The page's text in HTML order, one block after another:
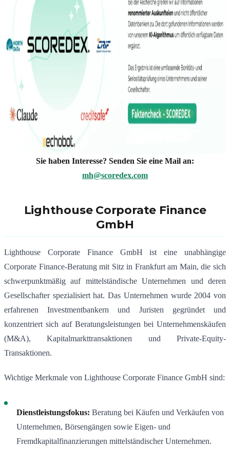
Sie haben Interesse? Senden Sie eine Mail an:
mh@scoredex.com
Lighthouse Corporate Finance
GmbH
Lighthouse Corporate Finance GmbH ist eine unabhängige
Corporate Finance-Beratung mit Sitz in Frankfurt am Main, die sich
schwerpunktmäßig auf mittelständische Unternehmen und deren
Gesellschafter spezialisiert hat. Das Unternehmen wurde 2004 von
erfahrenen Investmentbankern und Juristen gegründet und
konzentriert sich auf Beratungsleistungen bei Unternehmenskäufen
(M&A), Kapitalmarkttransaktionen und Private-Equity-
Transaktionen.
Wichtige Merkmale von Lighthouse Corporate Finance GmbH sind:
Dienstleistungsfokus: Beratung bei Käufen und Verkäufen von
Unternehmen, Börsengängen sowie Eigen- und
Fremdkapitalfinanzierungen mittelständischer Unternehmen.